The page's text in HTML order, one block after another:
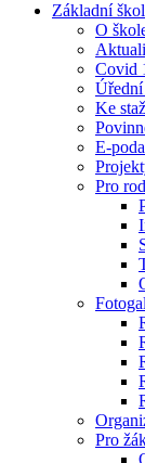
Základní
O
Covid
Úřední
Ke
E-
Pro
Pro